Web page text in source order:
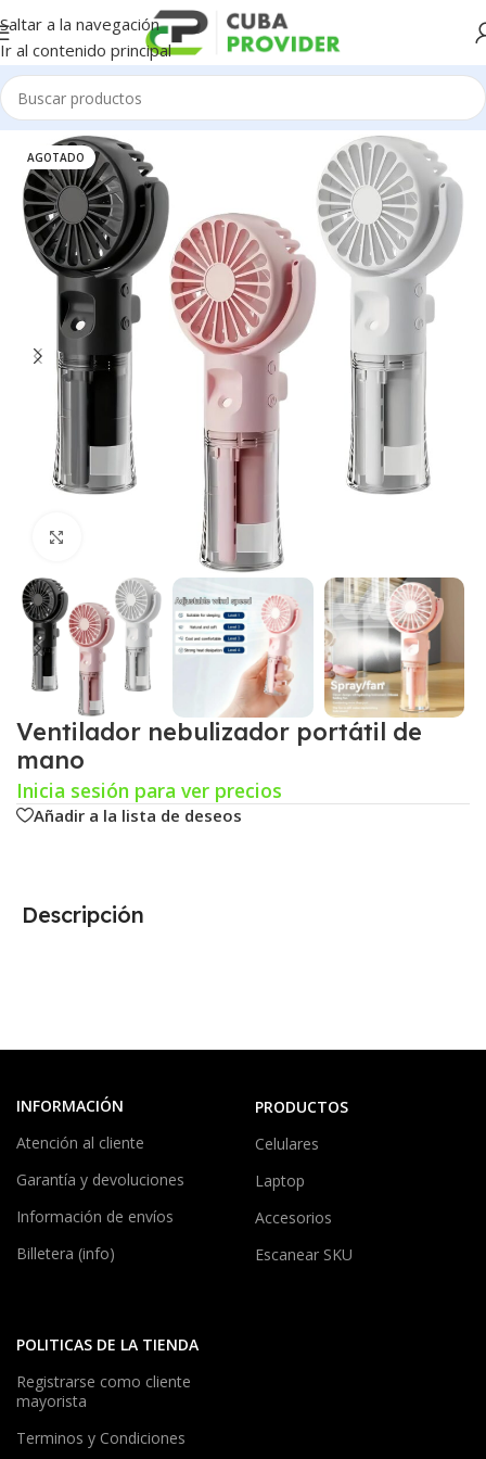
Saltar a la navegación
Ir al contenido principal
Inicio/Electrodomésticos/Ventiladores
AGOTADO
Click para agrandar
Ventilador nebulizador portátil de
mano
Inicia sesión para ver precios
Añadir a la lista de deseos
Descripción
INFORMACIÓN
Atención al cliente
Garantía y devoluciones
Información de envíos
Billetera (info)
PRODUCTOS
Celulares
Laptop
Accesorios
Escanear SKU
POLITICAS DE LA TIENDA
Registrarse como cliente
mayorista
Terminos y Condiciones